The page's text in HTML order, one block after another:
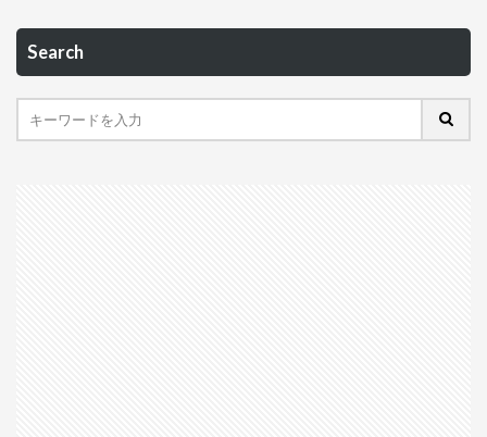
Search